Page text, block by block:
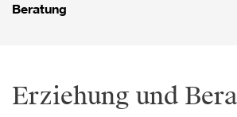
Beratung
Erziehung und